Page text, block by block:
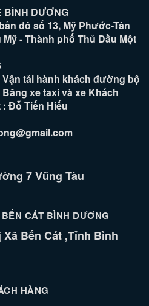
BÌNH DƯƠNG
đồ số 13, Mỹ Phước-Tân
- Thành phố Thủ Dầu Một
tải hành khách đường bộ
xe taxi và xe Khách
Đỗ Tiến Hiếu
7 Vũng Tàu
CÁT BÌNH DƯƠNG
Bến Cát ,Tỉnh Bình
HÀNG